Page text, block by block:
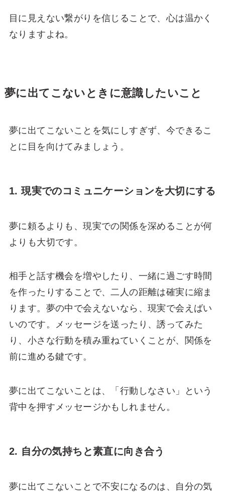
目に見えない繋がりを信じることで、心は温かく
なりますよね。
夢に出てこないときに意識したいこと
夢に出てこないことを気にしすぎず、今できるこ
とに目を向けてみましょう。
1. 現実でのコミュニケーションを大切にする
夢に頼るよりも、現実での関係を深めることが何
よりも大切です。
相手と話す機会を増やしたり、一緒に過ごす時間
を作ったりすることで、二人の距離は確実に縮ま
ります。夢の中で会えないなら、現実で会えばい
いのです。メッセージを送ったり、誘ってみた
り、小さな行動を積み重ねていくことが、関係を
前に進める鍵です。
夢に出てこないことは、「行動しなさい」という
背中を押すメッセージかもしれません。
2. 自分の気持ちと素直に向き合う
夢に出てこないことで不安になるのは、自分の気